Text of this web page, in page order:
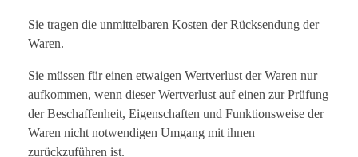
Sie tragen die unmittelbaren Kosten der Rücksendung der
Waren.
Sie müssen für einen etwaigen Wertverlust der Waren nur
aufkommen, wenn dieser Wertverlust auf einen zur Prüfung
der Beschaffenheit, Eigenschaften und Funktionsweise der
Waren nicht notwendigen Umgang mit ihnen
zurückzuführen ist.